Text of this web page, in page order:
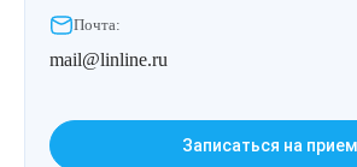
Почта:
mail@linline.ru
Записаться на прием
Лазерное лечение постакне
QOOL- омоложение
Сделать педикюр
Купить абонемент